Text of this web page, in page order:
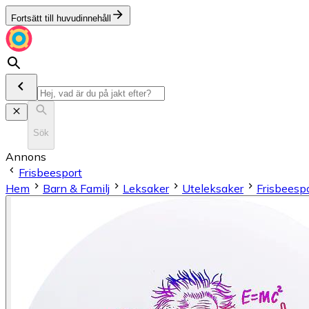
Fortsätt till huvudinnehåll
Sök
Annons
Frisbeesport
Hem
Barn & Familj Leksaker Uteleksaker